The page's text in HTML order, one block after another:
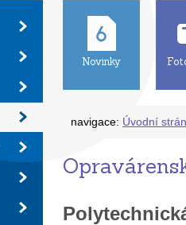
Novinky
navigace: Úvodní